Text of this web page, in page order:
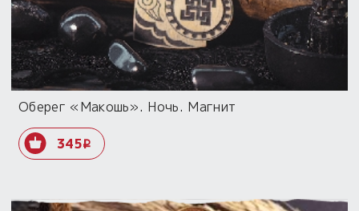
Оберег «Макошь». Ночь. Магнит
345i